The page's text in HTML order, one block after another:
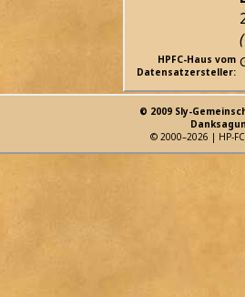
HPFC-Haus vom
Datensatzersteller:
© 2009 Sly-
© 2000–2026 | HP-